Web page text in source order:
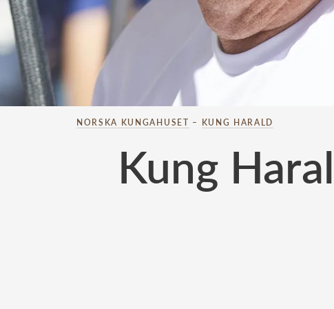
NORSKA KUNGAHUSET – KUNG HARALD
Kung